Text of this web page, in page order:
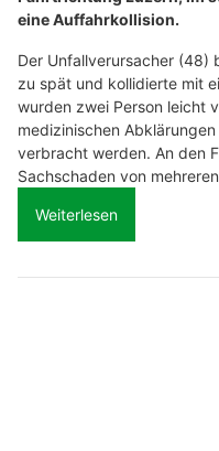
eine Auffahrkollision.
Der Unfallverursacher (48)
zu spät und kollidierte mit
wurden zwei Person leicht
medizinischen
verbracht werden. An den
Sachschaden von
Weiterlesen